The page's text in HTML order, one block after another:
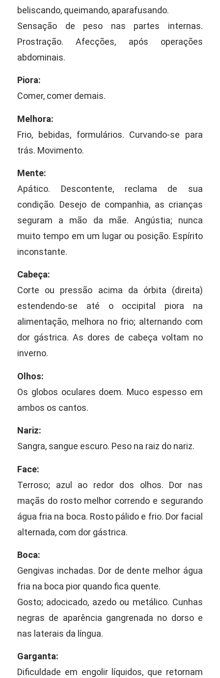
beliscando, queimando, aparafusando.
Sensação de peso nas partes internas.
Prostração. Afecções, após operações
abdominais.
Piora:
Comer, comer demais.
Melhora:
Frio, bebidas, formulários. Curvando-se para
trás. Movimento.
Mente:
Apático. Descontente, reclama de sua
condição. Desejo de companhia, as crianças
seguram a mão da mãe. Angústia; nunca
muito tempo em um lugar ou posição. Espírito
inconstante.
Cabeça:
Corte ou pressão acima da órbita (direita)
estendendo-se até o occipital piora na
alimentação, melhora no frio; alternando com
dor gástrica. As dores de cabeça voltam no
inverno.
Olhos:
Os globos oculares doem. Muco espesso em
ambos os cantos.
Nariz:
Sangra, sangue escuro. Peso na raiz do nariz.
Face:
Terroso; azul ao redor dos olhos. Dor nas
maçãs do rosto melhor correndo e segurando
água fria na boca. Rosto pálido e frio. Dor facial
alternada, com dor gástrica.
Boca:
Gengivas inchadas. Dor de dente melhor água
fria na boca pior quando fica quente.
Gosto; adocicado, azedo ou metálico. Cunhas
negras de aparência gangrenada no dorso e
nas laterais da língua.
Garganta:
Dificuldade em engolir líquidos, que retornam